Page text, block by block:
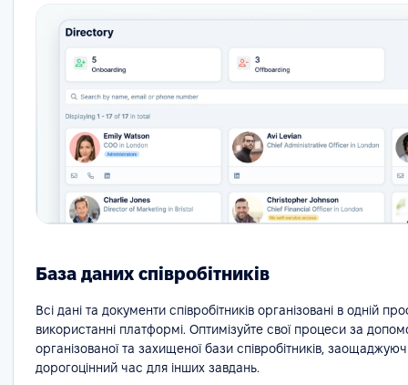
База даних співробітників
Всі дані та документи співробітників організовані в одній
використанні платформі. Оптимізуйте свої процеси за
організованої та захищеної бази співробітників,
дорогоцінний час для інших завдань.